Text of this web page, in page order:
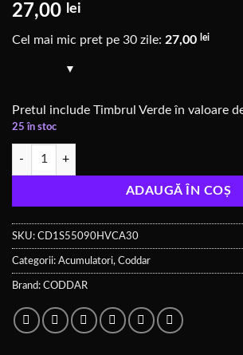
27,00 lei
Cel mai mic pret pe 30 zile: 27,00 lei
Pretul include Timbrul Verde în valoare
25 în stoc
Cantitate CODDAR HV 550mAh 1S 90C A30
ADAUGĂ ÎN COȘ
SKU: CD1S55090HVCA30
Categorii: Acumulatori, Coddar
Brand: CODDAR